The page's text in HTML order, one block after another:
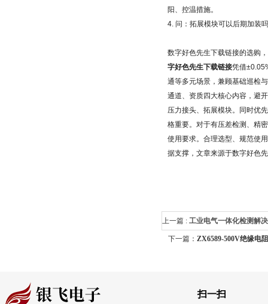
阳、控温措施。
4. 问：拓展模块可以后期加装
数字好色先生下载链接的选购
字好色先生下载链接凭借
通等多元场景，兼顾基础巡检
通道、资质四大核心内容，避
压力接头、拓展模块。同时优
格重要。 对于有压差检测、精
使用要求。合理选型、规范使
据支撑，文章来源于数字好色
上一篇 : 工业电气一体化检测解
下一篇： ZX6589-500V绝缘电
扫一扫